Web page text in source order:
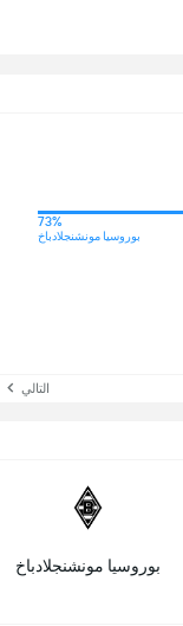
73%
بوروسيا مونشنجلادباخ
التالي
بوروسيا مونشنجلادباخ